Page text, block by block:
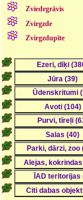
Zviedrgrāvis
Zvirgzde
Zvirgzdupīte